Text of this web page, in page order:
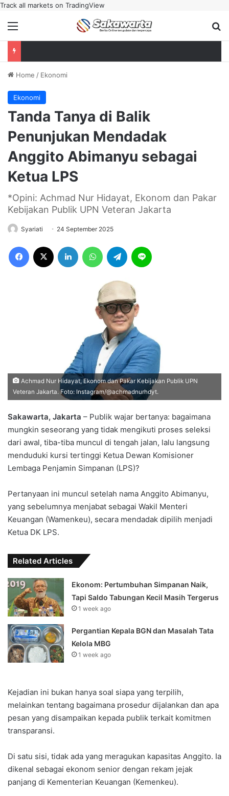
Track all markets on TradingView
Menu
Home / Ekonomi
Ekonomi
Tanda Tanya di Balik
Penunjukan Mendadak
Anggito Abimanyu sebagai
Ketua LPS
*Opini: Achmad Nur Hidayat, Ekonom dan Pakar
Kebijakan Publik UPN Veteran Jakarta
Syariati 24 September 2025
Facebook LinkedIn WhatsAppTelegram
Achmad Nur Hidayat, Ekonom dan Pakar Kebijakan Publik UPN
Veteran Jakarta. Foto: Instagram/@achmadnurhdyt.
Sakawarta, Jakarta – Publik wajar bertanya: bagaimana
mungkin seseorang yang tidak mengikuti proses seleksi
dari awal, tiba-tiba muncul di tengah jalan, lalu langsung
menduduki kursi tertinggi Ketua Dewan Komisioner
Lembaga Penjamin Simpanan (LPS)?
Pertanyaan ini muncul setelah nama Anggito Abimanyu,
yang sebelumnya menjabat sebagai Wakil Menteri
Keuangan (Wamenkeu), secara mendadak dipilih menjadi
Ketua DK LPS.
Related Articles
Ekonom: Pertumbuhan Simpanan Naik,
Tapi Saldo Tabungan Kecil Masih Tergerus
1 week ago
Pergantian Kepala BGN dan Masalah Tata
Kelola MBG
1 week ago
Kejadian ini bukan hanya soal siapa yang terpilih,
melainkan tentang bagaimana prosedur dijalankan dan apa
pesan yang disampaikan kepada publik terkait komitmen
transparansi.
Di satu sisi, tidak ada yang meragukan kapasitas Anggito. Ia
dikenal sebagai ekonom senior dengan rekam jejak
panjang di Kementerian Keuangan (Kemenkeu).